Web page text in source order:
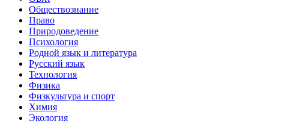
Обществознание
Право
Природоведение
Психология
Родной язык и литература
Русский язык
Технология
Физика
Физкультура и спорт
Химия
Экология